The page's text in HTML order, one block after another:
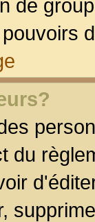
de
du